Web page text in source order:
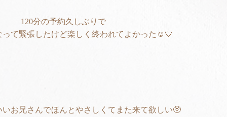
120分の予約久しぶりで
って緊張したけど楽しく終われてよかった☺️🤍
お兄さんでほんとやさしくてまた来て欲しい🥺